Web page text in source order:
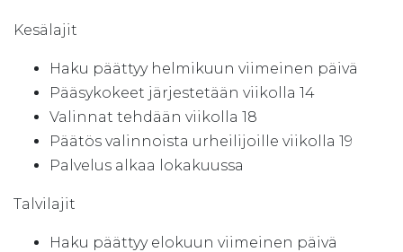
Kesälajit
Haku päättyy helmikuun viimeinen päivä
Pääsykokeet järjestetään viikolla 14
Valinnat tehdään viikolla 18
Päätös valinnoista urheilijoille viikolla 19
Palvelus alkaa lokakuussa
Talvilajit
Haku päättyy elokuun viimeinen päivä